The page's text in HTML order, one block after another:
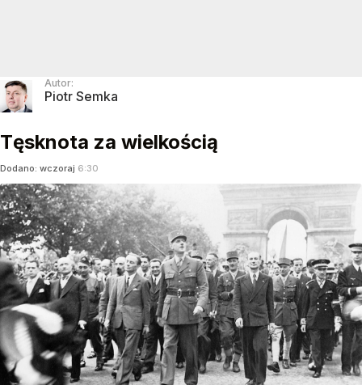
Autor:
Piotr Semka
Tęsknota za wielkością
Dodano: wczoraj 6:30